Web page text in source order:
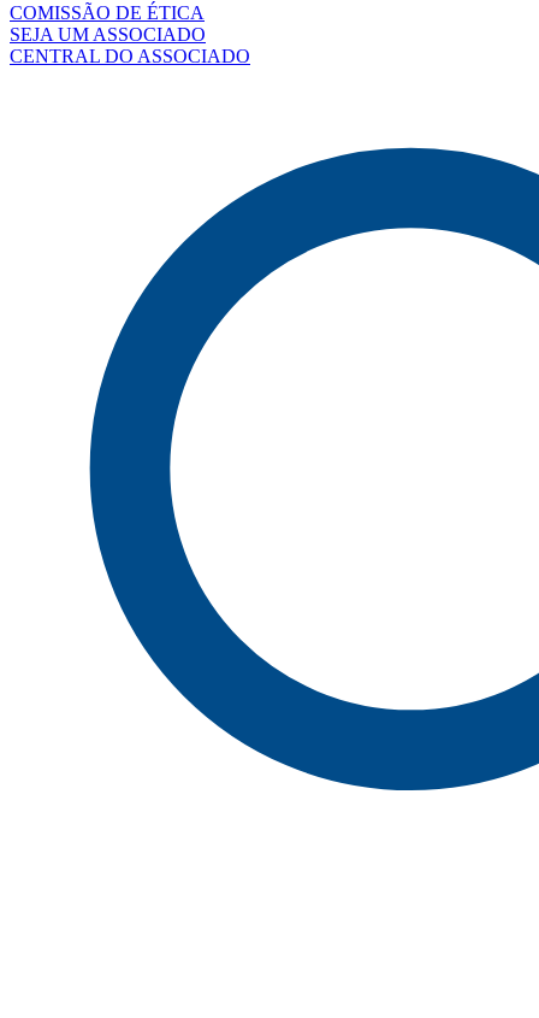
COMISSÃO DE ÉTICA
SEJA UM ASSOCIADO
CENTRAL DO ASSOCIADO